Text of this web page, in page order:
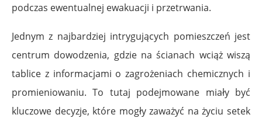
podczas ewentualnej ewakuacji i przetrwania.
Jednym z najbardziej intrygujących pomieszczeń jest
centrum dowodzenia, gdzie na ścianach wciąż wiszą
tablice z informacjami o zagrożeniach chemicznych i
promieniowaniu. To tutaj podejmowane miały być
kluczowe decyzje, które mogły zaważyć na życiu setek